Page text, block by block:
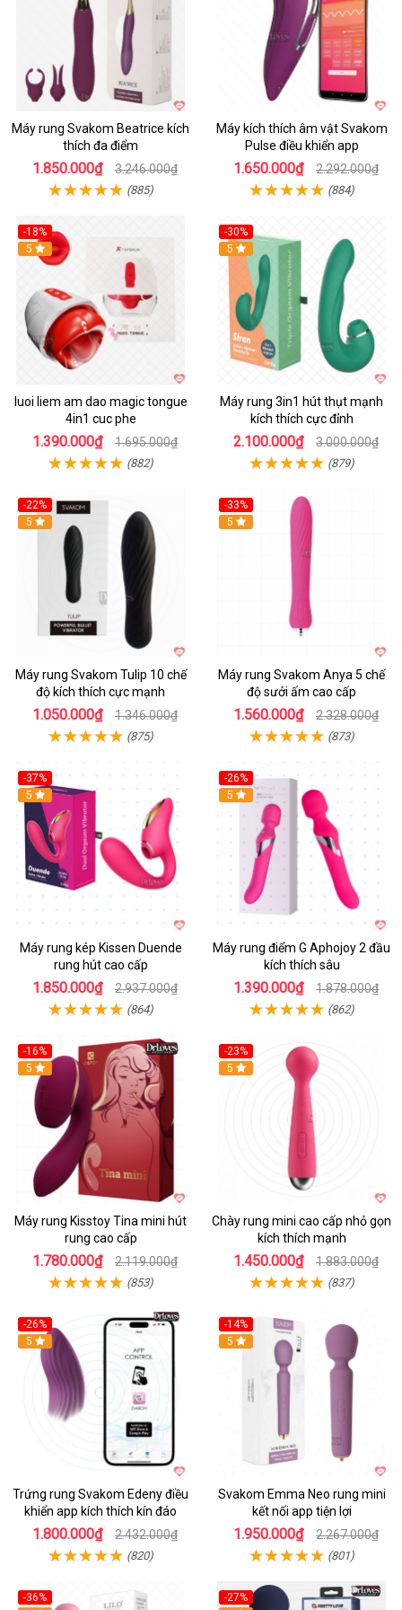
Máy rung Svakom Beatrice kích
thích đa điểm
1.850.000₫ 3.246.000₫
(885)
Máy kích thích âm vật Svakom
Pulse điều khiển app
1.650.000₫ 2.292.000₫
(884)
-18%
Hot
5
luoi liem am dao magic tongue
4in1 cuc phe
1.390.000₫ 1.695.000₫
(882)
-30%
Hot
5
Máy rung 3in1 hút thụt mạnh
kích thích cực đỉnh
2.100.000₫ 3.000.000₫
(879)
-22%
Hot
5
Máy rung Svakom Tulip 10 chế
độ kích thích cực mạnh
1.050.000₫ 1.346.000₫
(875)
-33%
Hot
5
Máy rung Svakom Anya 5 chế
độ sưởi ấm cao cấp
1.560.000₫ 2.328.000₫
(873)
-37%
Hot
5
Máy rung kép Kissen Duende
rung hút cao cấp
1.850.000₫ 2.937.000₫
(864)
-26%
Hot
5
Máy rung điểm G Aphojoy 2 đầu
kích thích sâu
1.390.000₫ 1.878.000₫
(862)
-16%
Hot
5
Máy rung Kisstoy Tina mini hút
rung cao cấp
1.780.000₫ 2.119.000₫
(853)
-23%
Hot
5
Chày rung mini cao cấp nhỏ gọn
kích thích mạnh
1.450.000₫ 1.883.000₫
(837)
-26%
Hot
5
Trứng rung Svakom Edeny điều
khiển app kích thích kín đáo
1.800.000₫ 2.432.000₫
(820)
-14%
Hot
5
Svakom Emma Neo rung mini
kết nối app tiện lợi
1.950.000₫ 2.267.000₫
(801)
-36%
-27%